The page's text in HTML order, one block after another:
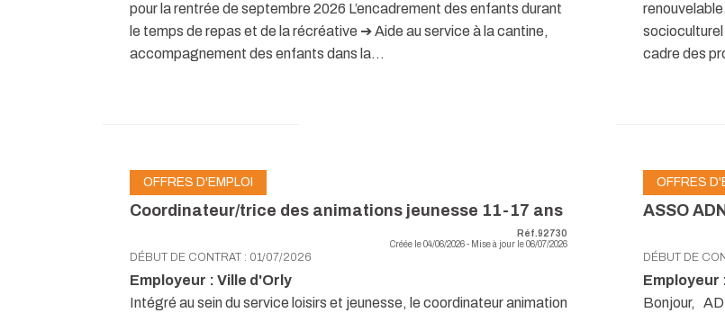
pour la rentrée de septembre 2026 L’encadrement des enfants durant
le temps de repas et de la récréative ➔ Aide au service à la cantine,
accompagnement des enfants dans la...
socioculturel
cadre des
OFFRES D'EMPLOI
Coordinateur/trice des animations jeunesse 11-17 ans
Réf.92730
Créée le 04/06/2026 - Mise à jour le 06/07/2026
DÉBUT DE CONTRAT : 01/07/2026
Employeur : Ville d'Orly
Intégré au sein du service loisirs et jeunesse, le coordinateur animation
OFFRES
ASSO
DÉBUT DE
Employeur
Bonjour,